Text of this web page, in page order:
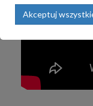
Akceptuj